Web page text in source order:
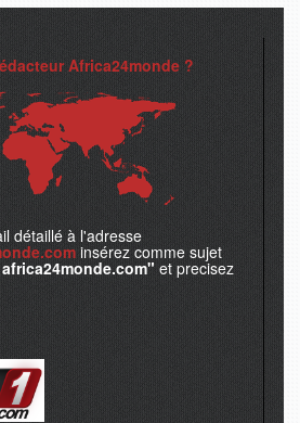
Africa24monde ?
détaillé à l'adresse
insérez comme sujet
et precisez